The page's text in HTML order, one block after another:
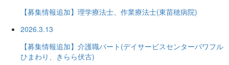
【募集情報追加】理学療法士、作業療法士(東苗穂病院)
2026.3.13
【募集情報追加】介護職パート(デイサービスセンターパワフル
ひまわり、きらら伏古)